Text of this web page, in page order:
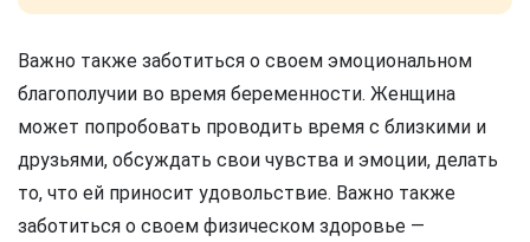
Важно также заботиться о своем эмоциональном
благополучии во время беременности. Женщина
может попробовать проводить время с близкими и
друзьями, обсуждать свои чувства и эмоции, делать
то, что ей приносит удовольствие. Важно также
заботиться о своем физическом здоровье —